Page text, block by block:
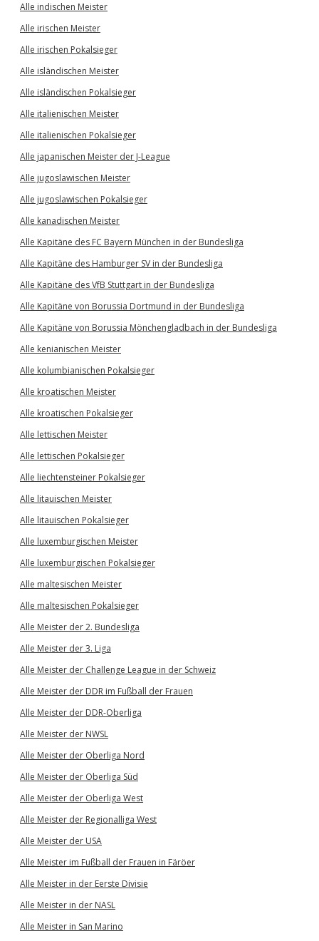
Alle indischen Meister
Alle irischen Meister
Alle irischen Pokalsieger
Alle isländischen Meister
Alle isländischen Pokalsieger
Alle italienischen Meister
Alle italienischen Pokalsieger
Alle japanischen Meister der J-League
Alle jugoslawischen Meister
Alle jugoslawischen Pokalsieger
Alle kanadischen Meister
Alle Kapitäne des FC Bayern München in der Bundesliga
Alle Kapitäne des Hamburger SV in der Bundesliga
Alle Kapitäne des VfB Stuttgart in der Bundesliga
Alle Kapitäne von Borussia Dortmund in der Bundesliga
Alle Kapitäne von Borussia Mönchengladbach in der Bundesliga
Alle kenianischen Meister
Alle kolumbianischen Pokalsieger
Alle kroatischen Meister
Alle kroatischen Pokalsieger
Alle lettischen Meister
Alle lettischen Pokalsieger
Alle liechtensteiner Pokalsieger
Alle litauischen Meister
Alle litauischen Pokalsieger
Alle luxemburgischen Meister
Alle luxemburgischen Pokalsieger
Alle maltesischen Meister
Alle maltesischen Pokalsieger
Alle Meister der 2. Bundesliga
Alle Meister der 3. Liga
Alle Meister der Challenge League in der Schweiz
Alle Meister der DDR im Fußball der Frauen
Alle Meister der DDR-Oberliga
Alle Meister der NWSL
Alle Meister der Oberliga Nord
Alle Meister der Oberliga Süd
Alle Meister der Oberliga West
Alle Meister der Regionalliga West
Alle Meister der USA
Alle Meister im Fußball der Frauen in Färöer
Alle Meister in der Eerste Divisie
Alle Meister in der NASL
Alle Meister in San Marino